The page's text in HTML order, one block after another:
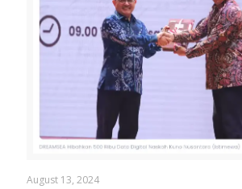
August 13, 2024